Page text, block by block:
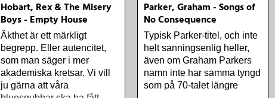
Hobart, Rex & The Misery
Boys - Empty House
Äkthet är ett märkligt
begrepp. Eller autencitet,
som man säger i mer
akademiska kretsar. Vi vill
ju gärna att våra
Parker, Graham - Songs of
No Consequence
Typisk Parker-titel, och inte
helt sanningsenlig heller,
även om Graham Parkers
namn inte har samma tyngd
som på 70-talet längre